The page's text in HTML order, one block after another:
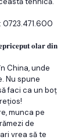
0723.471.600
𝐨𝐥𝐚𝐫 𝐝𝐢𝐧
China, unde
Nu spune
faci ca un boț
munca pe
de
vrea să te